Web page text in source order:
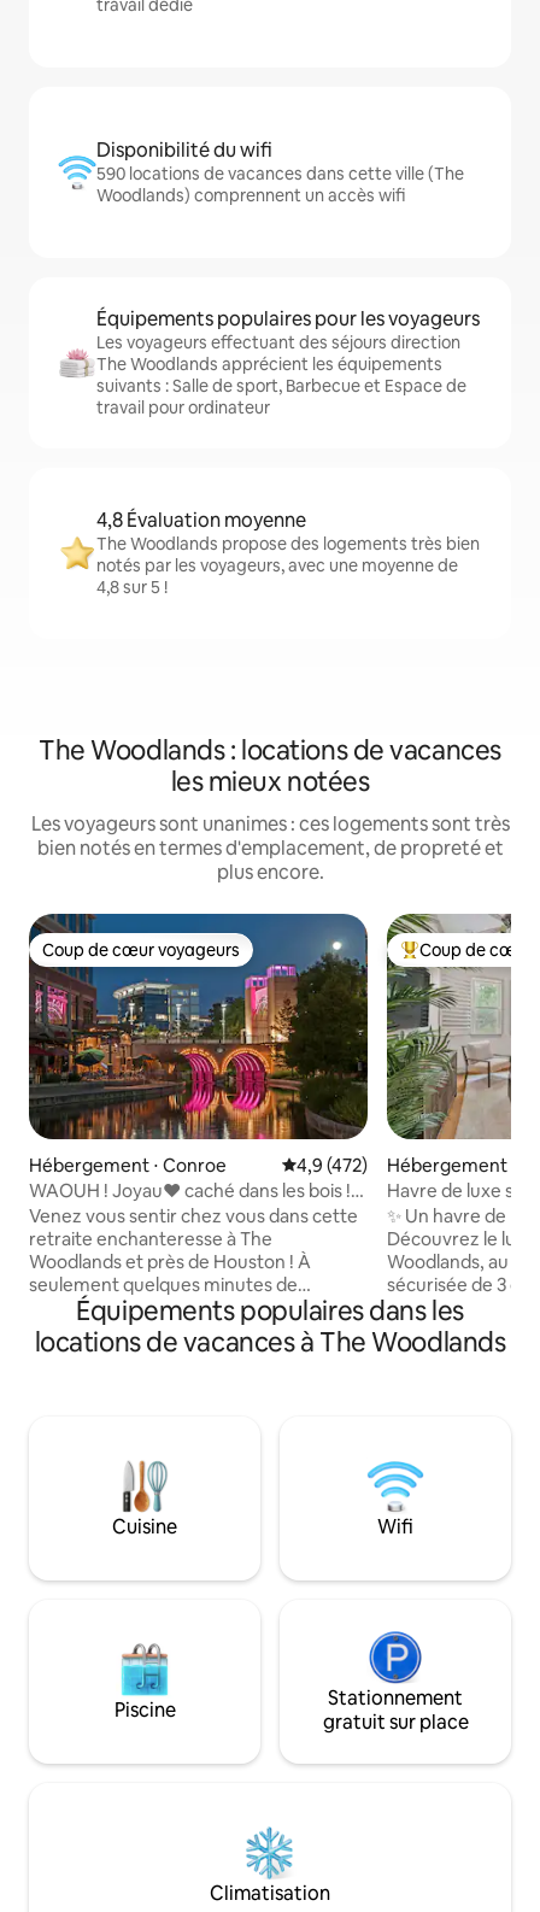
travail dédié
Disponibilité du wifi
590 locations de vacances dans cette ville (The
Woodlands) comprennent un accès wifi
Équipements populaires pour les voyageurs
Les voyageurs effectuant des séjours direction
The Woodlands apprécient les équipements
suivants : Salle de sport, Barbecue et Espace de
travail pour ordinateur
4,8 Évaluation moyenne
The Woodlands propose des logements très bien
notés par les voyageurs, avec une moyenne de
4,8 sur 5 !
The Woodlands : locations de vacances
les mieux notées
Les voyageurs sont unanimes : ces logements sont très
bien notés en termes d'emplacement, de propreté et
plus encore.
Coup de cœur voyageurs
Coup de cœur voyageurs
Hébergement ⋅ Conroe Évaluation moyenne sur la
4,9 (472)
WAOUH ! Joyau❤️ caché dans les bois !
💎 Bateau/camping-car autorisé⭐️
Venez vous sentir chez vous dans cette
retraite enchanteresse à The
Woodlands et près de Houston ! À
seulement quelques minutes de
superbes boutiques, restaurants et
divertissements, mais niché dans une
oasis de jardin naturel relaxant ! Les
téléviseurs 4K de 50 pouces dans
chacune ! À moins de 30 min de l'IAH et
du lac Conroe, et à moins d'une heure
de Houston ! À quelques minutes de
jusqu'aux magnifiques sentiers de
sanctuaires d'oiseaux !
Coups de cœur
Coup de cœur
Hébergement ⋅
Havre de luxe
Woodlands, TX
✨ Un havre de
Découvrez le
Woodlands, au
sécurisée de 3
les familles, les
escapades avec
Profitez d'un
sentiers naturels locaux.
allez adorer : 🏡Résidence privée
sécurisée 🌲Sentiers pédestres et
nature à proximité 💦Accès à la
des meilleurs
voyage sans
Équipements populaires dans les
locations de vacances à The Woodlands
Cuisine Wifi
Piscine
Stationnement
gratuit sur place
Climatisation